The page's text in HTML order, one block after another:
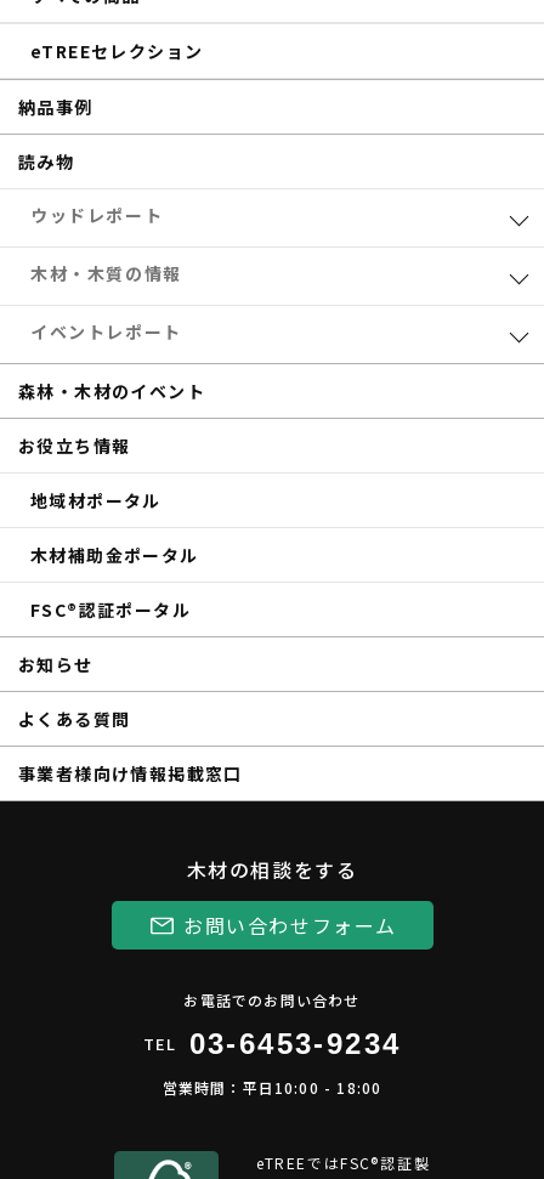
eTREEセレクション
納品事例
読み物
ウッドレポート
業界レポート
eTREEコラム
サステナブル
木材・木質の情報
森林・木材のお得情報
木材加工
補助金
商品紹介
イベントレポート
共催セミナー
eTREE TALK
森の未来会議
その他のイベントレポート
森林・木材のイベント
お役立ち情報
地域材ポータル
木材補助金ポータル
FSC®認証ポータル
お知らせ
よくある質問
事業者様向け情報掲載窓口
木材の相談をする
お問い合わせフォーム
お電話でのお問い合わせ
TEL 03-6453-9234
営業時間：平日10:00 - 18:00
eTREEではFSC®︎認証製